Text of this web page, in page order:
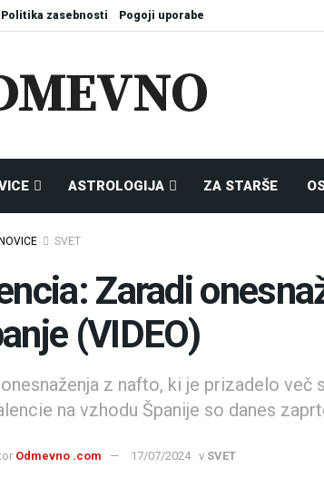
Politika zasebnosti Pogoji uporabe
ASTROLOGIJA ZA STARŠE
NOVICE SVET
Zaradi
(VIDEO)
z nafto, ki je prizadelo
na vzhodu Španije so danes
Odmevno .com 17/07/2024 v SVET